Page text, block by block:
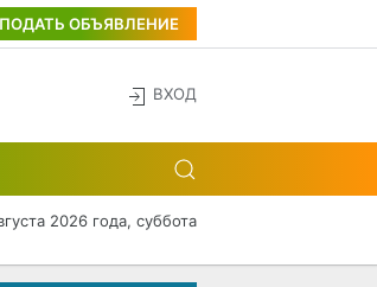
ОБЪЯВЛЕНИЕ
ВХОД
2026 года, суббота